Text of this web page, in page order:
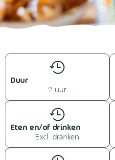
Duur
2 uur
Eten en/of drinken
Excl. dranken